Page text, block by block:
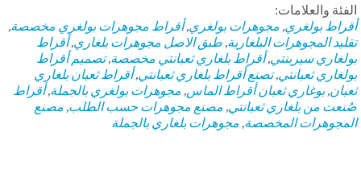
والعلامات:
بولغري ,مجوهرات بولغري ,أقراطمجوهرات بولغري مخصصة,
المجوهرات البلغارية ,طبق الاصل مجوهرات بلغاري ,أقراط
سيربنتي,أقراط بلغاري ثعبانتي مخصصة,تصميم أقراط
ثعبانتي,تصنع أقراط بلغاري ثعبانتي,أقراط ثعبان بلغاري
,بوغاري ثعبان أقراط الماس,مجوهرات بولغري بالجملة,أقراط
من بلغاري ثعبانتي,مصنع مجوهرات حسب الطلب, مصنع
المخصصة,مجوهرات بلغاري بالجملة